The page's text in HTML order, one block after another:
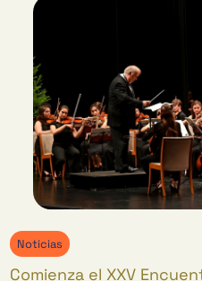
Noticias
Comienza el XXV